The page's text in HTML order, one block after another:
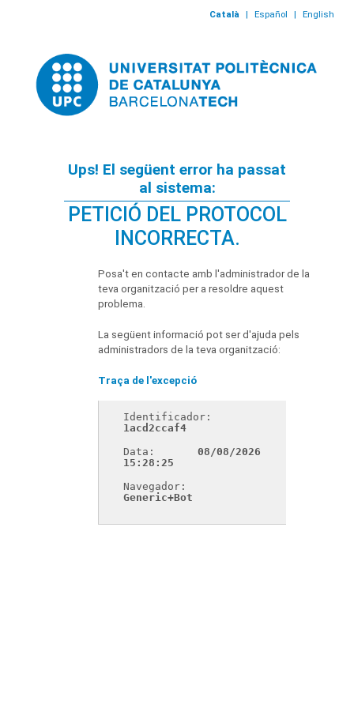
Català | Español | English
Ups! El següent error ha passat
al sistema:
PETICIÓ DEL PROTOCOL
INCORRECTA.
Posa't en contacte amb l'administrador de la
teva organització per a resoldre aquest
problema.
La següent informació pot ser d'ajuda pels
administradors de la teva organització:
Traça de l'excepció
1acd2ccaf4
Data:
08/08/2026
15:28:25
Generic+Bot